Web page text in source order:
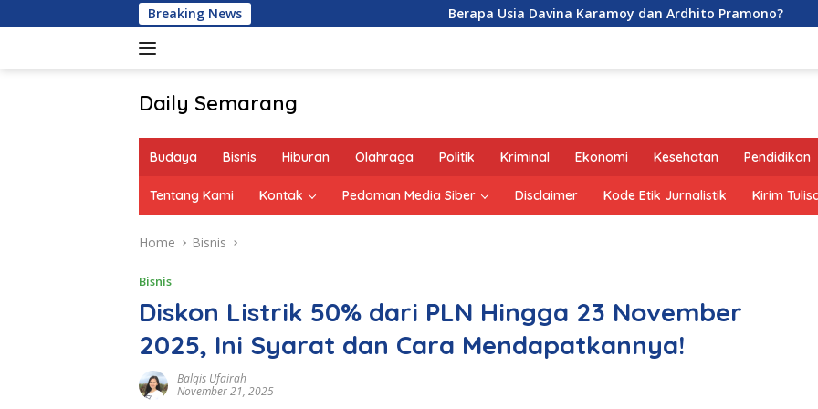
to
Breaking News Berapa Usia Davina Karamoy dan Ardhito Pramono? Jejak
Daily Semarang
Hari
Informasi
Anda"
Budaya Bisnis Hiburan Olahraga Politik Kriminal Ekonomi Kesehatan Pendidikan
Tentang Kami Kontak Pedoman Media Siber Disclaimer Kode Etik Jurnalistik Kirim
Home Bisnis
Bisnis
Diskon Listrik 50% dari PLN Hingga 23 November
2025, Ini Syarat dan Cara Mendapatkannya!
Balqis Ufairah
November 21, 2025